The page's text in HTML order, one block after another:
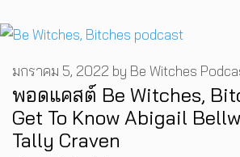
พอดแคสต์ Be Witches,
Get To Know Abigail
Tally Craven
มกราคม 5, 2022 by Be Witches